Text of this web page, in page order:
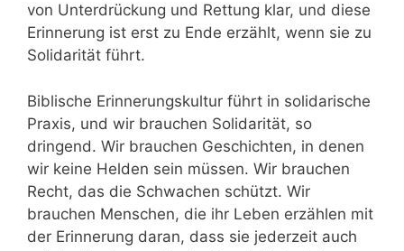
von Unterdrückung und Rettung klar, und diese
Erinnerung ist erst zu Ende erzählt, wenn sie zu
Solidarität führt.
Biblische Erinnerungskultur führt in solidarische
Praxis, und wir brauchen Solidarität, so
dringend. Wir brauchen Geschichten, in denen
wir keine Helden sein müssen. Wir brauchen
Recht, das die Schwachen schützt. Wir
brauchen Menschen, die ihr Leben erzählen mit
der Erinnerung daran, dass sie jederzeit auch